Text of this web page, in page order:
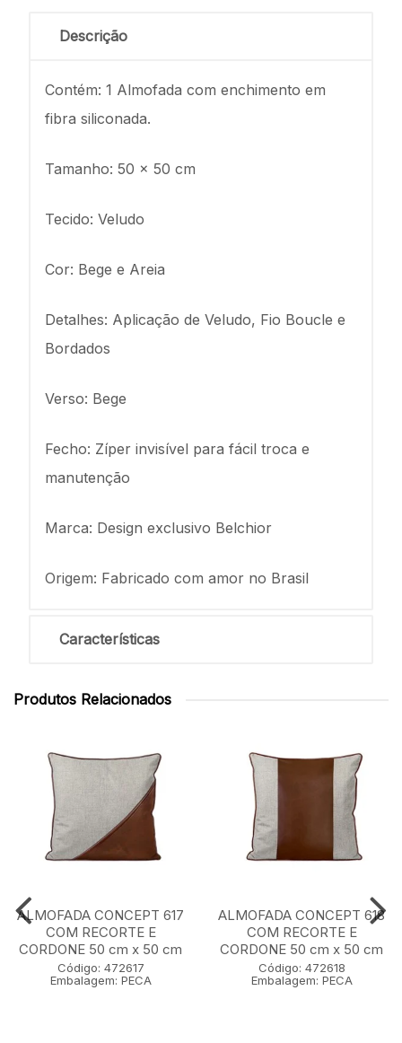
Descrição
Contém: 1 Almofada com enchimento em
fibra siliconada.
Tamanho: 50 x 50 cm
Tecido: Veludo
Cor: Bege e Areia
Detalhes: Aplicação de Veludo, Fio Boucle e
Bordados
Verso: Bege
Fecho: Zíper invisível para fácil troca e
manutenção
Marca: Design exclusivo Belchior
Origem: Fabricado com amor no Brasil
Características
Produtos Relacionados
ALMOFADA CONCEPT 617
COM RECORTE E
CORDONE 50 cm x 50 cm
Código: 472617
Embalagem: PECA
ALMOFADA CONCEPT 618
COM RECORTE E
CORDONE 50 cm x 50 cm
Código: 472618
Embalagem: PECA